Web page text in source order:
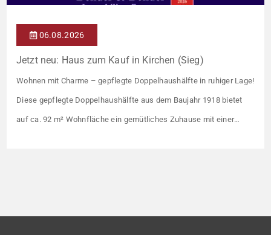
06.08.2026
Jetzt neu: Haus zum Kauf in Kirchen (Sieg)
Wohnen mit Charme – gepflegte Doppelhaushälfte in ruhiger Lage!
Diese gepflegte Doppelhaushälfte aus dem Baujahr 1918 bietet
auf ca. 92 m² Wohnfläche ein gemütliches Zuhause mit einer